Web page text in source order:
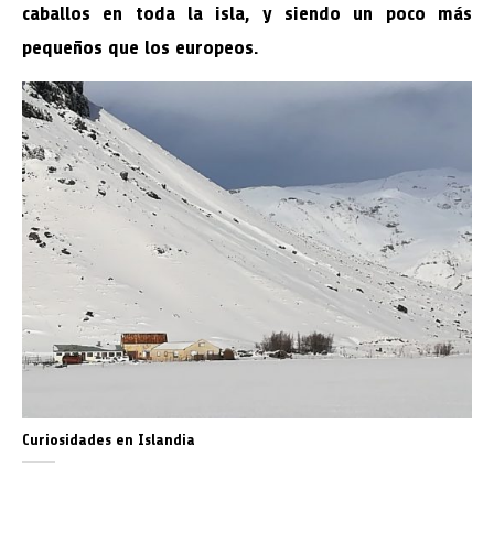
caballos en toda la isla, y siendo un poco más
pequeños que los europeos.
Curiosidades en Islandia